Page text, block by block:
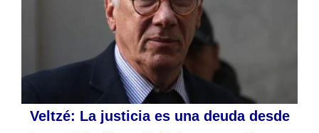
Veltzé: La justicia es una deuda desde